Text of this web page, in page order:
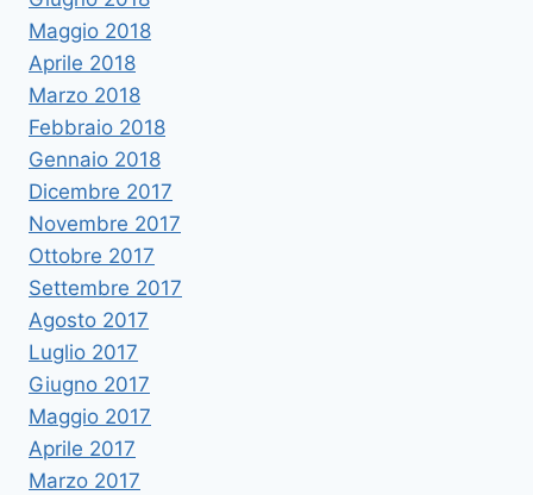
Maggio 2018
Aprile 2018
Marzo 2018
Febbraio 2018
Gennaio 2018
Dicembre 2017
Novembre 2017
Ottobre 2017
Settembre 2017
Agosto 2017
Luglio 2017
Giugno 2017
Maggio 2017
Aprile 2017
Marzo 2017